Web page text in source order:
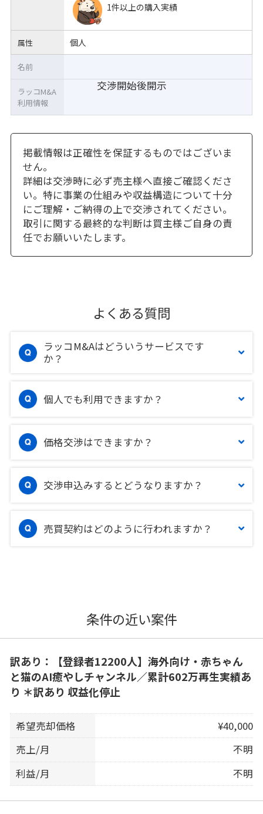
1件以上の購入実績
属性 個人
交渉開始後開示
名前
ラッコM&A
利用情報
掲載情報は正確性を保証するものではございま
せん。
詳細は交渉時に必ず売主様へ直接ご確認くださ
い。特に事業の仕組みや収益構造について十分
にご理解・ご納得の上で交渉されてください。
取引に関する最終的な判断は買主様ご自身の責
任でお願いいたします。
よくある質問
ラッコM&Aはどういうサービスです
か？
個人でも利用できますか？
価格交渉はできますか？
交渉申込みするとどうなりますか？
売買契約はどのように行われますか？
条件の近い案件
訳あり：【登録者12200人】海外向け・赤ちゃん
と猫のAI癒やしチャンネル／累計602万再生実績あ
り ＊訳あり 収益化停止
希望売却価格
¥40,000
売上/月
不明
利益/月
不明